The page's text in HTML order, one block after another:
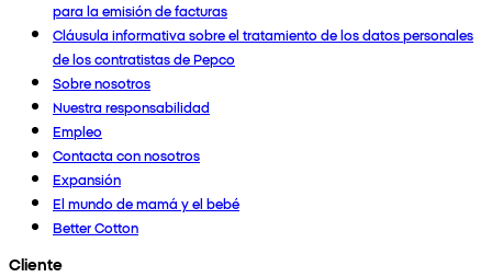
para la emisión de facturas
Cláusula informativa sobre el tratamiento de los datos personales
de los contratistas de Pepco
Sobre nosotros
Nuestra responsabilidad
Empleo
Contacta con nosotros
Expansión
El mundo de mamá y el bebé
Better Cotton
Cliente